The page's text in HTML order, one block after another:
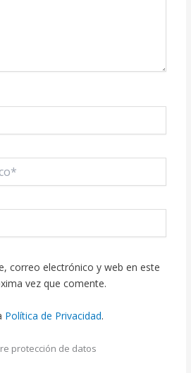
correo electrónico y web en este
vez que comente.
Política de Privacidad.
protección de datos